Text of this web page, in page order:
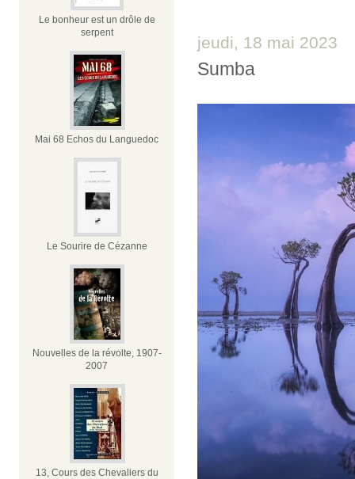
Le bonheur est un drôle de
serpent
Mai 68 Echos du Languedoc
Le Sourire de Cézanne
Nouvelles de la révolte, 1907-
2007
13, Cours des Chevaliers du
jeudi, 18 mai 2023
Sumba